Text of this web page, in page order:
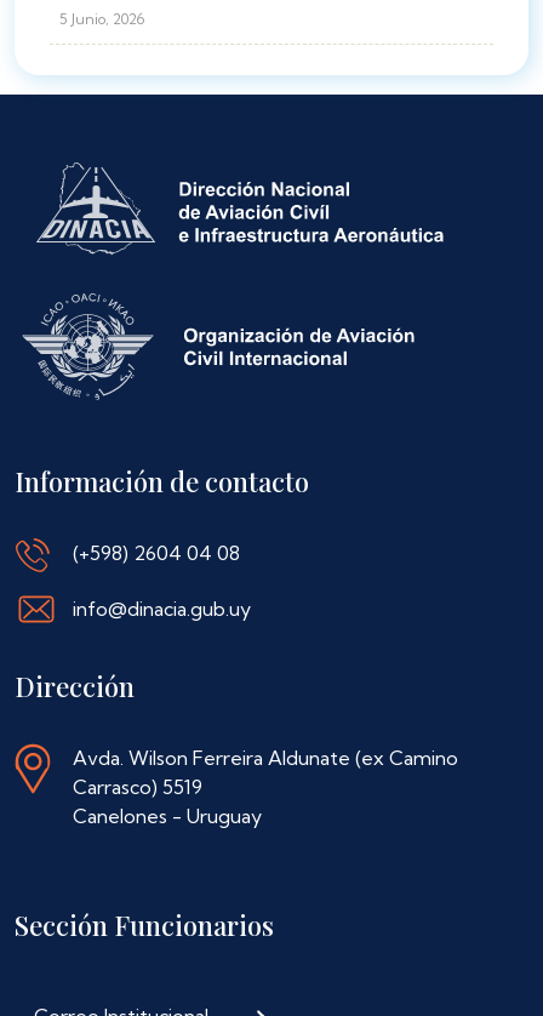
5 Junio, 2026
Información de contacto
(+598) 2604 04 08
info@dinacia.gub.uy
Dirección
Avda. Wilson Ferreira Aldunate (ex Camino
Carrasco) 5519
Canelones - Uruguay
Sección Funcionarios